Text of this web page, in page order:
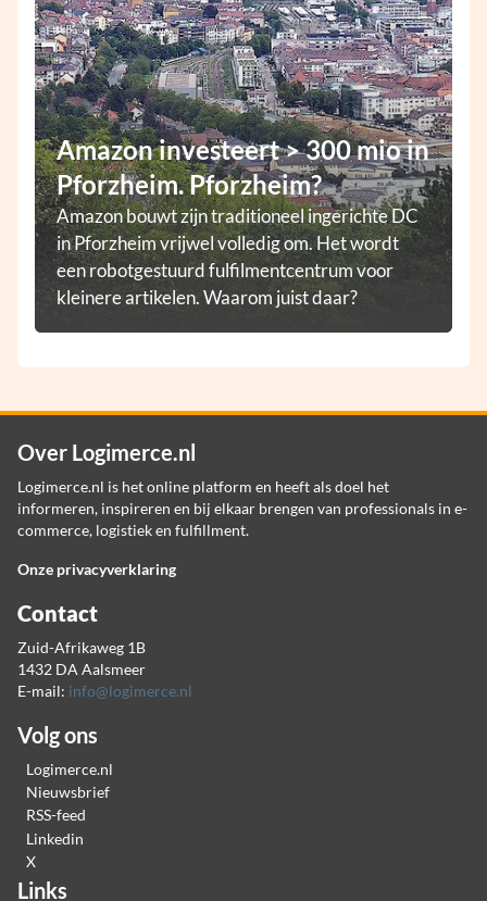
Amazon investeert > 300 mio in
Pforzheim. Pforzheim?
Amazon bouwt zijn traditioneel ingerichte DC
in Pforzheim vrijwel volledig om. Het wordt
een robotgestuurd fulfilmentcentrum voor
kleinere artikelen. Waarom juist daar?
Over Logimerce.nl
Logimerce.nl is het online platform en heeft als doel het
informeren, inspireren en bij elkaar brengen van professionals in e-
commerce, logistiek en fulfillment.
Onze privacyverklaring
Contact
Zuid-Afrikaweg 1B
1432 DA Aalsmeer
E-mail: info@logimerce.nl
Volg ons
Logimerce.nl
Nieuwsbrief
RSS-feed
Linkedin
X
Links